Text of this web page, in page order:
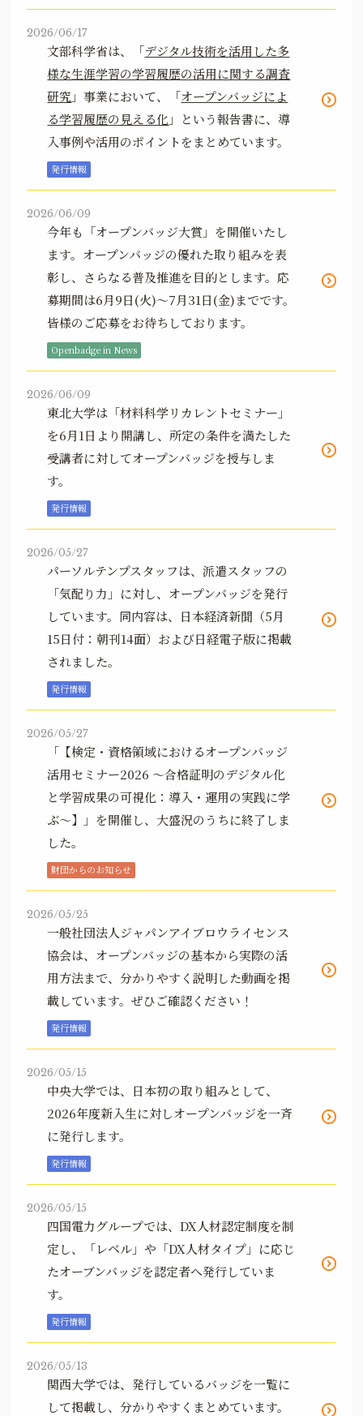
2026/06/17
文部科学省は、「デジタル技術を活用した多
様な生涯学習の学習履歴の活用に関する調査
研究」事業において、「オープンバッジによ
る学習履歴の見える化 」という報告書に、導
入事例や活用のポイントをまとめています。
発行情報
2026/06/09
今年も「オープンバッジ大賞」を開催いたし
ます。オープンバッジの優れた取り組みを表
彰し、さらなる普及推進を目的とします。応
募期間は6月9日(火)～7月31日(金)までです。
皆様のご応募をお待ちしております。
Openbadge in News
2026/06/09
東北大学は「材料科学リカレントセミナー」
を6月1日より開講し、所定の条件を満たした
受講者に対してオープンバッジを授与しま
す。
発行情報
2026/05/27
パーソルテンプスタッフは、派遣スタッフの
「気配り力」に対し、オープンバッジを発行
しています。同内容は、日本経済新聞（5月
15日付：朝刊14面）および日経電子版に掲載
されました。
発行情報
2026/05/27
「【検定・資格領域におけるオープンバッジ
活用セミナー2026 ～合格証明のデジタル化
と学習成果の可視化：導入・運用の実践に学
ぶ～】」を開催し、大盛況のうちに終了しま
した。
財団からのお知らせ
2026/05/25
一般社団法人ジャパンアイブロウライセンス
協会は、オープンバッジの基本から実際の活
用方法まで、分かりやすく説明した動画を掲
載しています。ぜひご確認ください！
発行情報
2026/05/15
中央大学では、日本初の取り組みとして、
2026年度新入生に対しオープンバッジを一斉
に発行します。
発行情報
2026/05/15
四国電力グループでは、DX人材認定制度を制
定し、「レベル」や「DX人材タイプ」に応じ
たオーブンバッジを認定者へ発行していま
す。
発行情報
2026/05/13
関西大学では、発行しているバッジを一覧に
して掲載し、分かりやすくまとめています。